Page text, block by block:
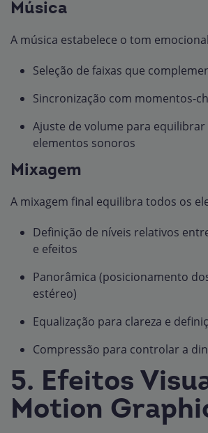
Música
A música estabelece o tom
Seleção de faixas que
Sincronização com momentos-
Ajuste de volume para
elementos sonoros
Mixagem
A mixagem final equilibra todos os
Definição de níveis relativos
e efeitos
Panorâmica (posicionamento
estéreo)
Equalização para clareza e
Compressão para controlar a
5. Efeitos
Motion